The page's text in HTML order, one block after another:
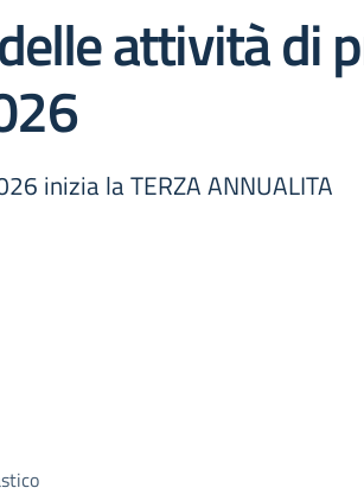
attività di
inizia la TERZA ANNUALITA